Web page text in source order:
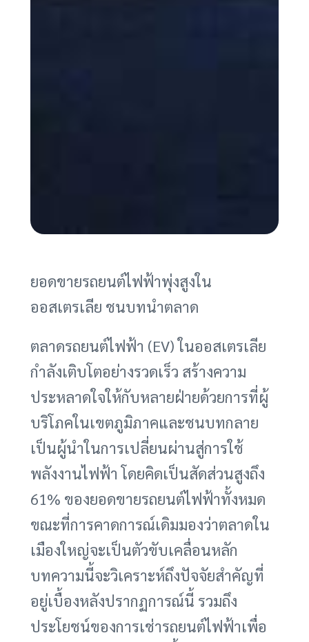
ยอดขายรถยนต์ไฟฟ้าพุ่งสูงใน
ออสเตรเลีย ชนบทนำตลาด
ตลาดรถยนต์ไฟฟ้า (EV) ในออสเตรเลีย
กำลังเติบโตอย่างรวดเร็ว สร้างความ
ประหลาดใจให้กับหลายฝ่ายด้วยการที่ผู้
บริโภคในเขตภูมิภาคและชนบทกลาย
เป็นผู้นำในการเปลี่ยนผ่านสู่การใช้
พลังงานไฟฟ้า โดยคิดเป็นสัดส่วนสูงถึง
61% ของยอดขายรถยนต์ไฟฟ้าทั้งหมด
ขณะที่การคาดการณ์เดิมมองว่าตลาดใน
เมืองใหญ่จะเป็นตัวขับเคลื่อนหลัก
บทความนี้จะวิเคราะห์ถึงปัจจัยสำคัญที่
อยู่เบื้องหลังปรากฏการณ์นี้ รวมถึง
ประโยชน์ของการเช่ารถยนต์ไฟฟ้าเพื่อ